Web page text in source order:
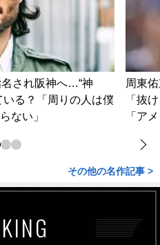
され阪神へ…“神
いる？「周りの人は僕
ない」
周東
「抜
「ア
その他の名作記事 >